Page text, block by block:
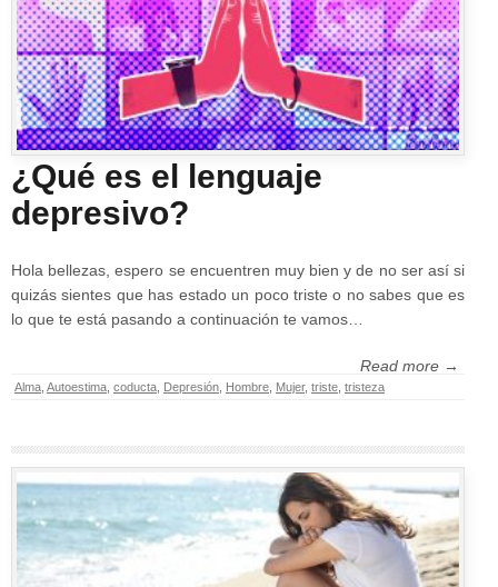
¿Qué es el lenguaje
depresivo?
Hola bellezas, espero se encuentren muy bien y de no ser así si
quizás sientes que has estado un poco triste o no sabes que es
lo que te está pasando a continuación te vamos…
Read more →
Alma Autoestima coducta Depresión Hombre Mujer, triste tristeza